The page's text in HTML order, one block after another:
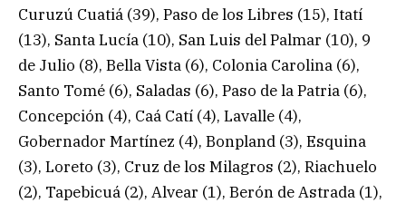
Curuzú Cuatiá (39), Paso de los Libres (15), Itatí
(13), Santa Lucía (10), San Luis del Palmar (10), 9
de Julio (8), Bella Vista (6), Colonia Carolina (6),
Santo Tomé (6), Saladas (6), Paso de la Patria (6),
Concepción (4), Caá Catí (4), Lavalle (4),
Gobernador Martínez (4), Bonpland (3), Esquina
(3), Loreto (3), Cruz de los Milagros (2), Riachuelo
(2), Tapebicuá (2), Alvear (1), Berón de Astrada (1),